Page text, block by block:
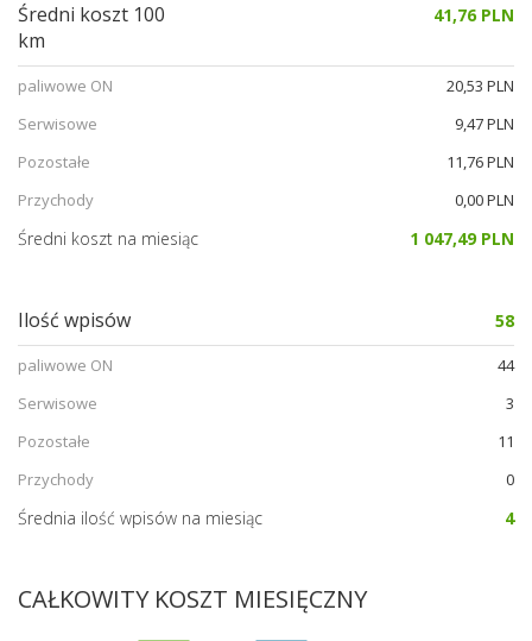
Średni koszt 100
km
41,76 PLN
paliwowe ON
20,53 PLN
Serwisowe
9,47 PLN
Pozostałe
11,76 PLN
Przychody
0,00 PLN
Średni koszt na miesiąc 1 047,49 PLN
Ilość wpisów 58
paliwowe ON
44
Serwisowe
3
Pozostałe
11
Przychody
0
Średnia ilość wpisów na miesiąc 4
CAŁKOWITY KOSZT MIESIĘCZNY